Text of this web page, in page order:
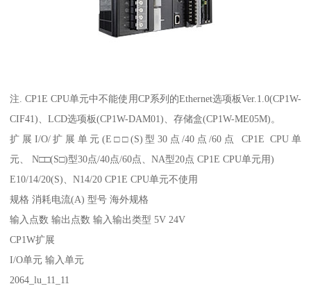
注. CP1E CPU单元中不能使用CP系列的Ethernet选项板Ver.1.0(CP1W-
CIF41)、LCD选项板(CP1W-DAM01)、存储盒(CP1W-ME05M)。
扩展I/O/扩展单元(E□□(S)型30点/40点/60点 CP1E CPU单
元、 N□□(S□)型30点/40点/60点、NA型20点 CP1E CPU单元用)
E10/14/20(S)、N14/20 CP1E CPU单元不使用
规格 消耗电流(A) 型号 海外规格
输入点数 输出点数 输入输出类型 5V 24V
CP1W扩展
I/O单元 输入单元
2064_lu_11_11